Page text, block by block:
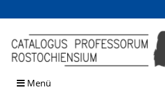
Browsen
direkt zum Inhalt
Menü